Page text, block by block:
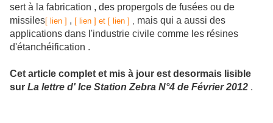
sert à la fabrication , des propergols de fusées ou de
missiles[ lien ] , [ lien ] et [ lien ] , mais qui a aussi des
applications dans l'industrie civile comme les résines
d'étanchéification .
Cet article complet et mis à jour est desormais lisible
sur La lettre d' Ice Station Zebra N°4 de Février 2012 .